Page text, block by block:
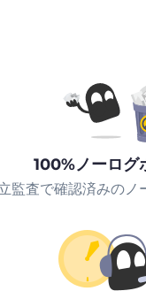
100%ノーログ
監査で確認済みのノ